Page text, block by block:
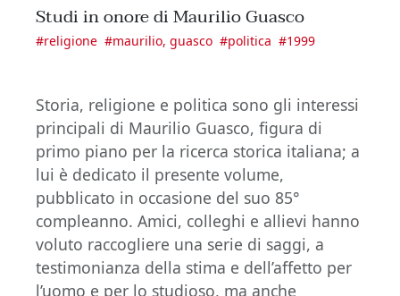
Studi in onore di Maurilio Guasco
#religione #maurilio, guasco #politica #1999
Storia, religione e politica sono gli interessi
principali di Maurilio Guasco, figura di
primo piano per la ricerca storica italiana; a
lui è dedicato il presente volume,
pubblicato in occasione del suo 85°
compleanno. Amici, colleghi e allievi hanno
voluto raccogliere una serie di saggi, a
testimonianza della stima e dell’affetto per
l’uomo e per lo studioso, ma anche